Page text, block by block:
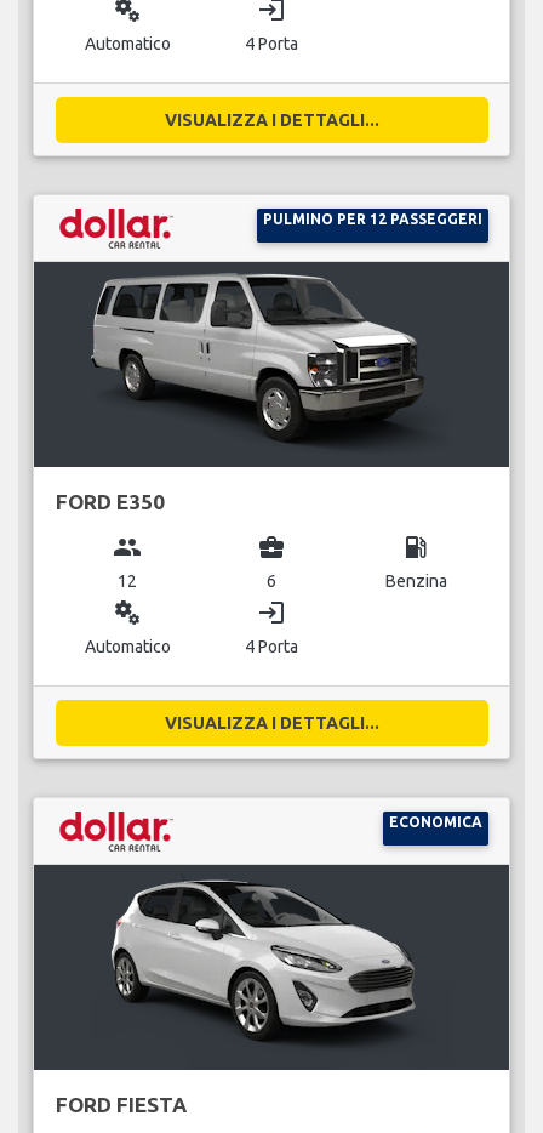
miscellaneous_services
Automatico
login
4 Porta
VISUALIZZA I DETTAGLI...
PULMINO PER 12 PASSEGGERI
FORD E350
group
12
business_center
6
local_gas_station
Benzina
miscellaneous_services
Automatico
login
4 Porta
VISUALIZZA I DETTAGLI...
ECONOMICA
FORD FIESTA